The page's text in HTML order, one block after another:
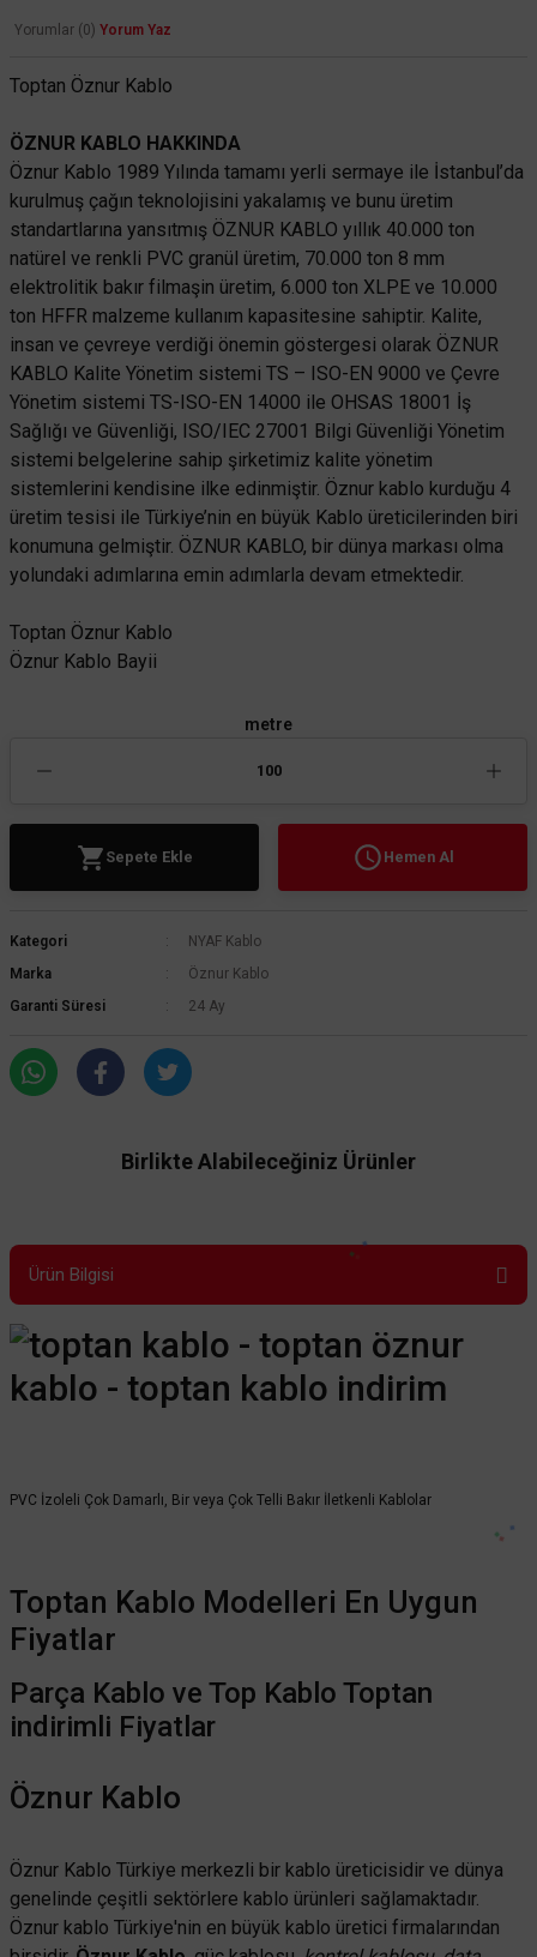
Yorumlar (0) Yorum Yaz
Toptan Öznur Kablo
ÖZNUR KABLO HAKKINDA
Öznur Kablo 1989 Yılında tamamı yerli sermaye ile İstanbul’da
kurulmuş çağın teknolojisini yakalamış ve bunu üretim
standartlarına yansıtmış ÖZNUR KABLO yıllık 40.000 ton
natürel ve renkli PVC granül üretim, 70.000 ton 8 mm
elektrolitik bakır filmaşin üretim, 6.000 ton XLPE ve 10.000
ton HFFR malzeme kullanım kapasitesine sahiptir. Kalite,
insan ve çevreye verdiği önemin göstergesi olarak ÖZNUR
KABLO Kalite Yönetim sistemi TS – ISO-EN 9000 ve Çevre
Yönetim sistemi TS-ISO-EN 14000 ile OHSAS 18001 İş
Sağlığı ve Güvenliği, ISO/IEC 27001 Bilgi Güvenliği Yönetim
sistemi belgelerine sahip şirketimiz kalite yönetim
sistemlerini kendisine ilke edinmiştir. Öznur kablo kurduğu 4
üretim tesisi ile Türkiye’nin en büyük Kablo üreticilerinden biri
konumuna gelmiştir. ÖZNUR KABLO, bir dünya markası olma
yolundaki adımlarına emin adımlarla devam etmektedir.
Toptan Öznur Kablo
Öznur Kablo Bayii
metre
Sepete Ekle Hemen Al
Kategori
NYAF Kablo
Marka
Öznur Kablo
Garanti Süresi
24 Ay
Birlikte Alabileceğiniz Ürünler
Öznur Kablo 6 mm NYAF Kahverengi
%55
127,75 TL
Mağazada varmı?
TÜKENDİ
Ürün Bilgisi
PVC İzoleli Çok Damarlı, Bir veya Çok Telli Bakır İletkenli Kablolar
Toptan Kablo Modelleri En Uygun
Fiyatlar
Parça Kablo ve Top Kablo Toptan
indirimli Fiyatlar
Öznur Kablo
Öznur Kablo Türkiye merkezli bir kablo üreticisidir ve dünya
genelinde çeşitli sektörlere kablo ürünleri sağlamaktadır.
Öznur kablo Türkiye'nin en büyük kablo üretici firmalarından